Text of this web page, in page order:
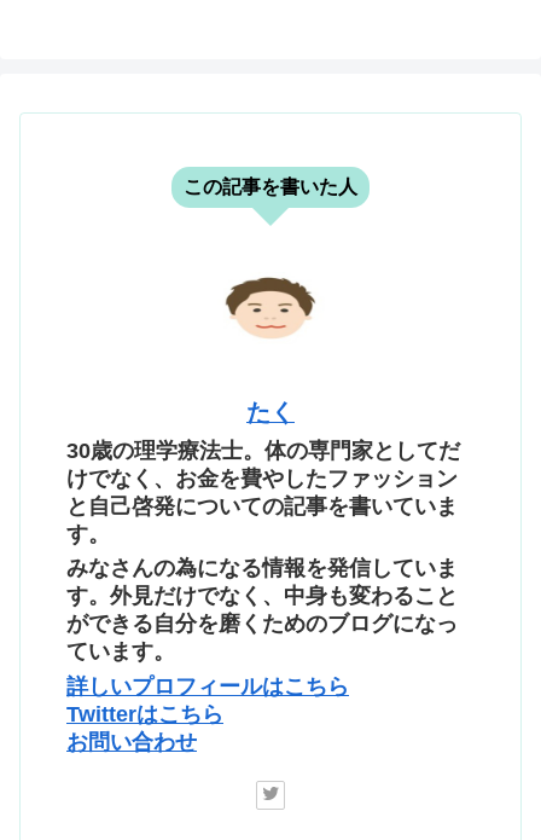
この記事を書いた人
たく
30歳の理学療法士。体の専門家としてだ
けでなく、お金を費やしたファッション
と自己啓発についての記事を書いていま
す。
みなさんの為になる情報を発信していま
す。外見だけでなく、中身も変わること
ができる自分を磨くためのブログになっ
ています。
詳しいプロフィールはこちら
Twitterはこちら
お問い合わせ